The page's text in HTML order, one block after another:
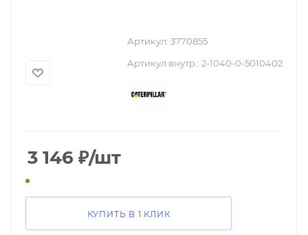
Артикул: 3770855
Артикул внутр.: 2-1040-0-5010402
3 146 ₽/шт
КУПИТЬ В 1 КЛИК